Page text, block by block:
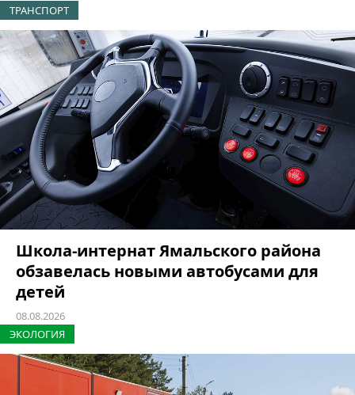
ТРАНСПОРТ
Школа-интернат Ямальского района
обзавелась новыми автобусами для
детей
08.08.2026
ЭКОЛОГИЯ